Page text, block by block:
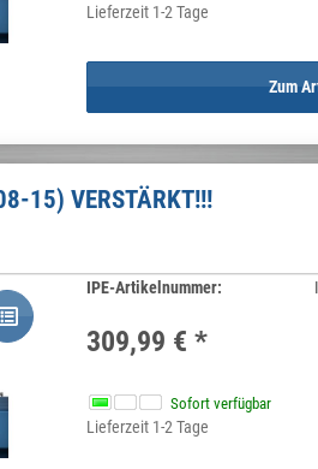
Lieferzeit 1-2 Tage
Zum
15) VERSTÄRKT!!!
IPE-Artikelnummer:
309,99 €*
Sofort verfügbar
Lieferzeit 1-2 Tage